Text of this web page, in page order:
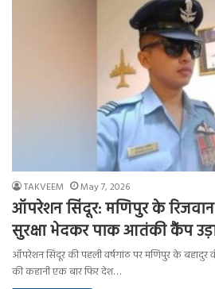
TAKVEEM May 7, 2026
ऑपरेशन सिंदूर: मणिपुर के
सुरक्षा भेदकर पाक आतंकी कैंप
ऑपरेशन सिंदूर की पहली वर्षगांठ पर मणिपुर के बहादुर
की कहानी एक बार फिर देश…